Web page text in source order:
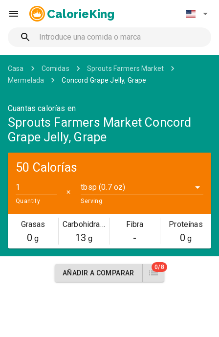
CalorieKing
Casa Comidas
Sprouts Farmers Market
Mermelada
Concord Grape Jelly, Grape
Cuantas calorías en
Sprouts Farmers Market Concord
Grape Jelly, Grape
50 Calorías
Quantity
✕
tbsp (0.7 oz)
Serving
Grasas
0 g
Carbohidratos
13 g
Fibra
-
Proteínas
0 g
AÑADIR A COMPARAR
0/8